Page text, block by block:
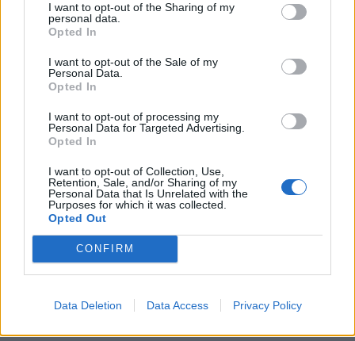
I want to opt-out of the Sharing of my
personal data.
Opted In
I want to opt-out of the Sale of my
Personal Data.
Opted In
I want to opt-out of processing my
Personal Data for Targeted Advertising.
Opted In
I want to opt-out of Collection, Use,
Retention, Sale, and/or Sharing of my
Personal Data that Is Unrelated with the
Purposes for which it was collected.
Opted Out
CONFIRM
Data Deletion Data Access Privacy Policy
PLUS
Krabbehiv i Lyngørsund
PLUS